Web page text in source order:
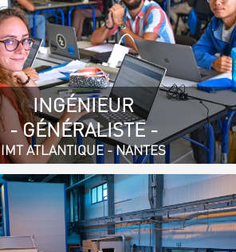
INGÉNIEUR
- GÉNÉRALISTE -
IMT ATLANTIQUE - NANTES